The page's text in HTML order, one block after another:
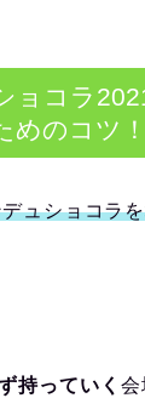
ョコラ
めのコツ！
ュショコラ
持っていく 会